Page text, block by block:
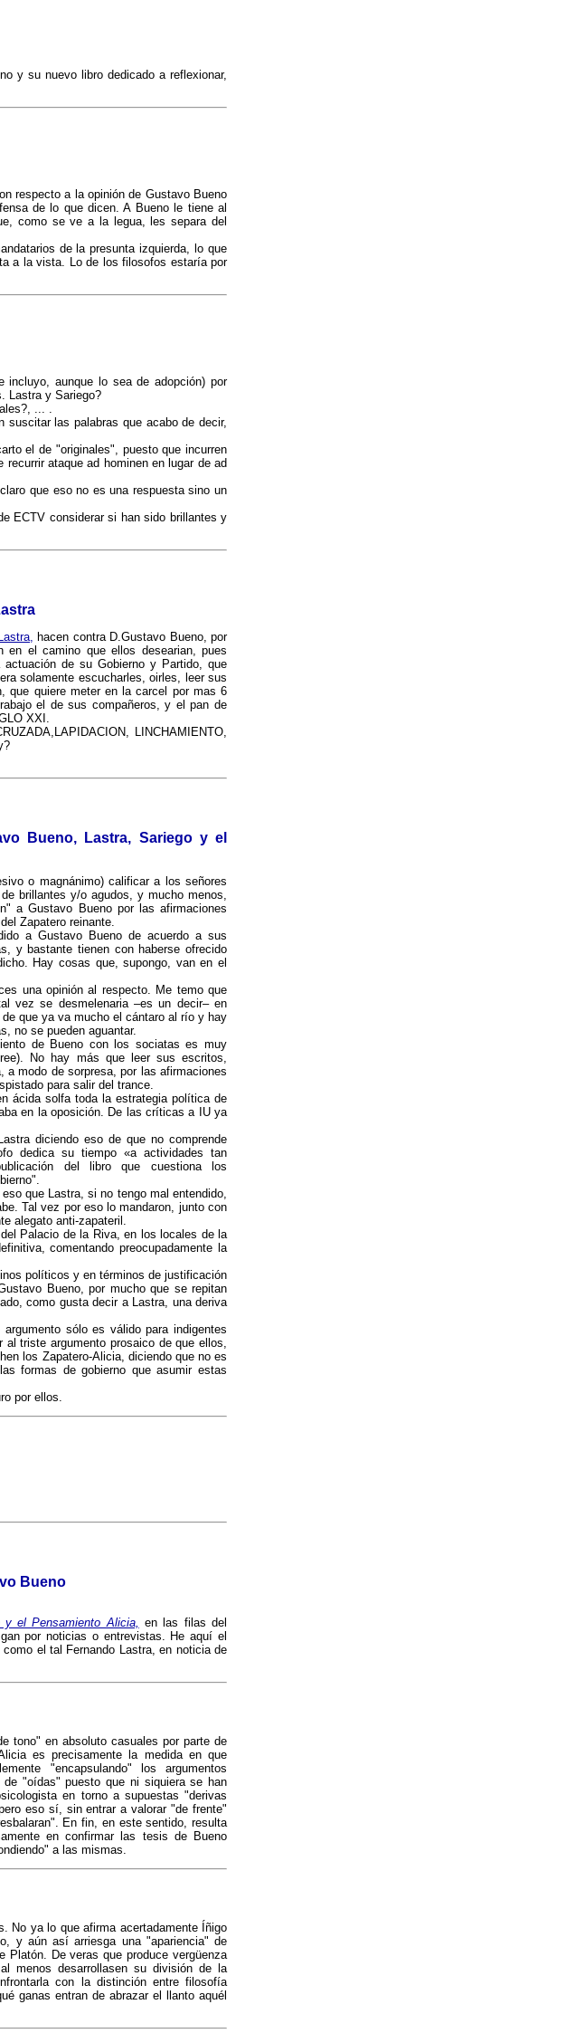
y su nuevo libro dedicado a reflexionar,
respecto a la opinión de Gustavo Bueno
de lo que dicen. A Bueno le tiene al
como se ve a la legua, les separa del
de la presunta izquierda, lo que
a la vista. Lo de los filosofos estaría por
incluyo, aunque lo sea de adopción) por
Lastra y Sariego?
... .
suscitar las palabras que acabo de decir,
el de "originales", puesto que incurren
ataque ad hominen en lugar de ad
que eso no es una respuesta sino un
ECTV considerar si han sido brillantes y
hacen contra D.Gustavo Bueno, por
en el camino que ellos desearian, pues
de su Gobierno y Partido, que
solamente escucharles, oirles, leer sus
que quiere meter en la carcel por mas 6
el de sus compañeros, y el pan de
XXI.
LINCHAMIENTO,
Bueno, Lastra, Sariego y el
o magnánimo) calificar a los señores
brillantes y/o agudos, y mucho menos,
a Gustavo Bueno por las afirmaciones
Zapatero reinante.
a Gustavo Bueno de acuerdo a sus
y bastante tienen con haberse ofrecido
Hay cosas que, supongo, van en el
una opinión al respecto. Me temo que
vez se desmelenaria –es un decir– en
que ya va mucho el cántaro al río y hay
no se pueden aguantar.
de Bueno con los sociatas es muy
No hay más que leer sus escritos,
modo de sorpresa, por las afirmaciones
para salir del trance.
ácida solfa toda la estrategia política de
en la oposición. De las críticas a IU ya
diciendo eso de que no comprende
dedica su tiempo «a actividades tan
del libro que cuestiona los
que Lastra, si no tengo mal entendido,
Tal vez por eso lo mandaron, junto con
alegato anti-zapateril.
Palacio de la Riva, en los locales de la
comentando preocupadamente la
políticos y en términos de justificación
Bueno, por mucho que se repitan
como gusta decir a Lastra, una deriva
sólo es válido para indigentes
triste argumento prosaico de que ellos,
los Zapatero-Alicia, diciendo que no es
formas de gobierno que asumir estas
por ellos.
Bueno
y el Pensamiento Alicia, en las filas del
por noticias o entrevistas. He aquí el
el tal Fernando Lastra, en noticia de
tono" en absoluto casuales por parte de
es precisamente la medida en que
"encapsulando" los argumentos
"oídas" puesto que ni siquiera se han
en torno a supuestas "derivas
eso sí, sin entrar a valorar "de frente"
En fin, en este sentido, resulta
en confirmar las tesis de Bueno
a las mismas.
No ya lo que afirma acertadamente Íñigo
y aún así arriesga una "apariencia" de
De veras que produce vergüenza
menos desarrollasen su división de la
con la distinción entre filosofía
ganas entran de abrazar el llanto aquél